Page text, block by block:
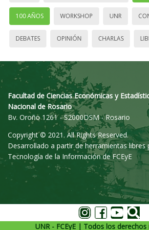
100 AÑOS WORKSHOP UNR
DEBATES OPINIÓN CHARLAS
Facultad de Ciencias Económicas y
Nacional de Rosario
Bv. Oroño 1261 - S2000DSM - Rosario
Copyright © 2021. All Rights Reserved.
Desarrollado a partir de herramientas libres
Tecnología de la Información de FCEyE
UNR - FCEyE | Todos los